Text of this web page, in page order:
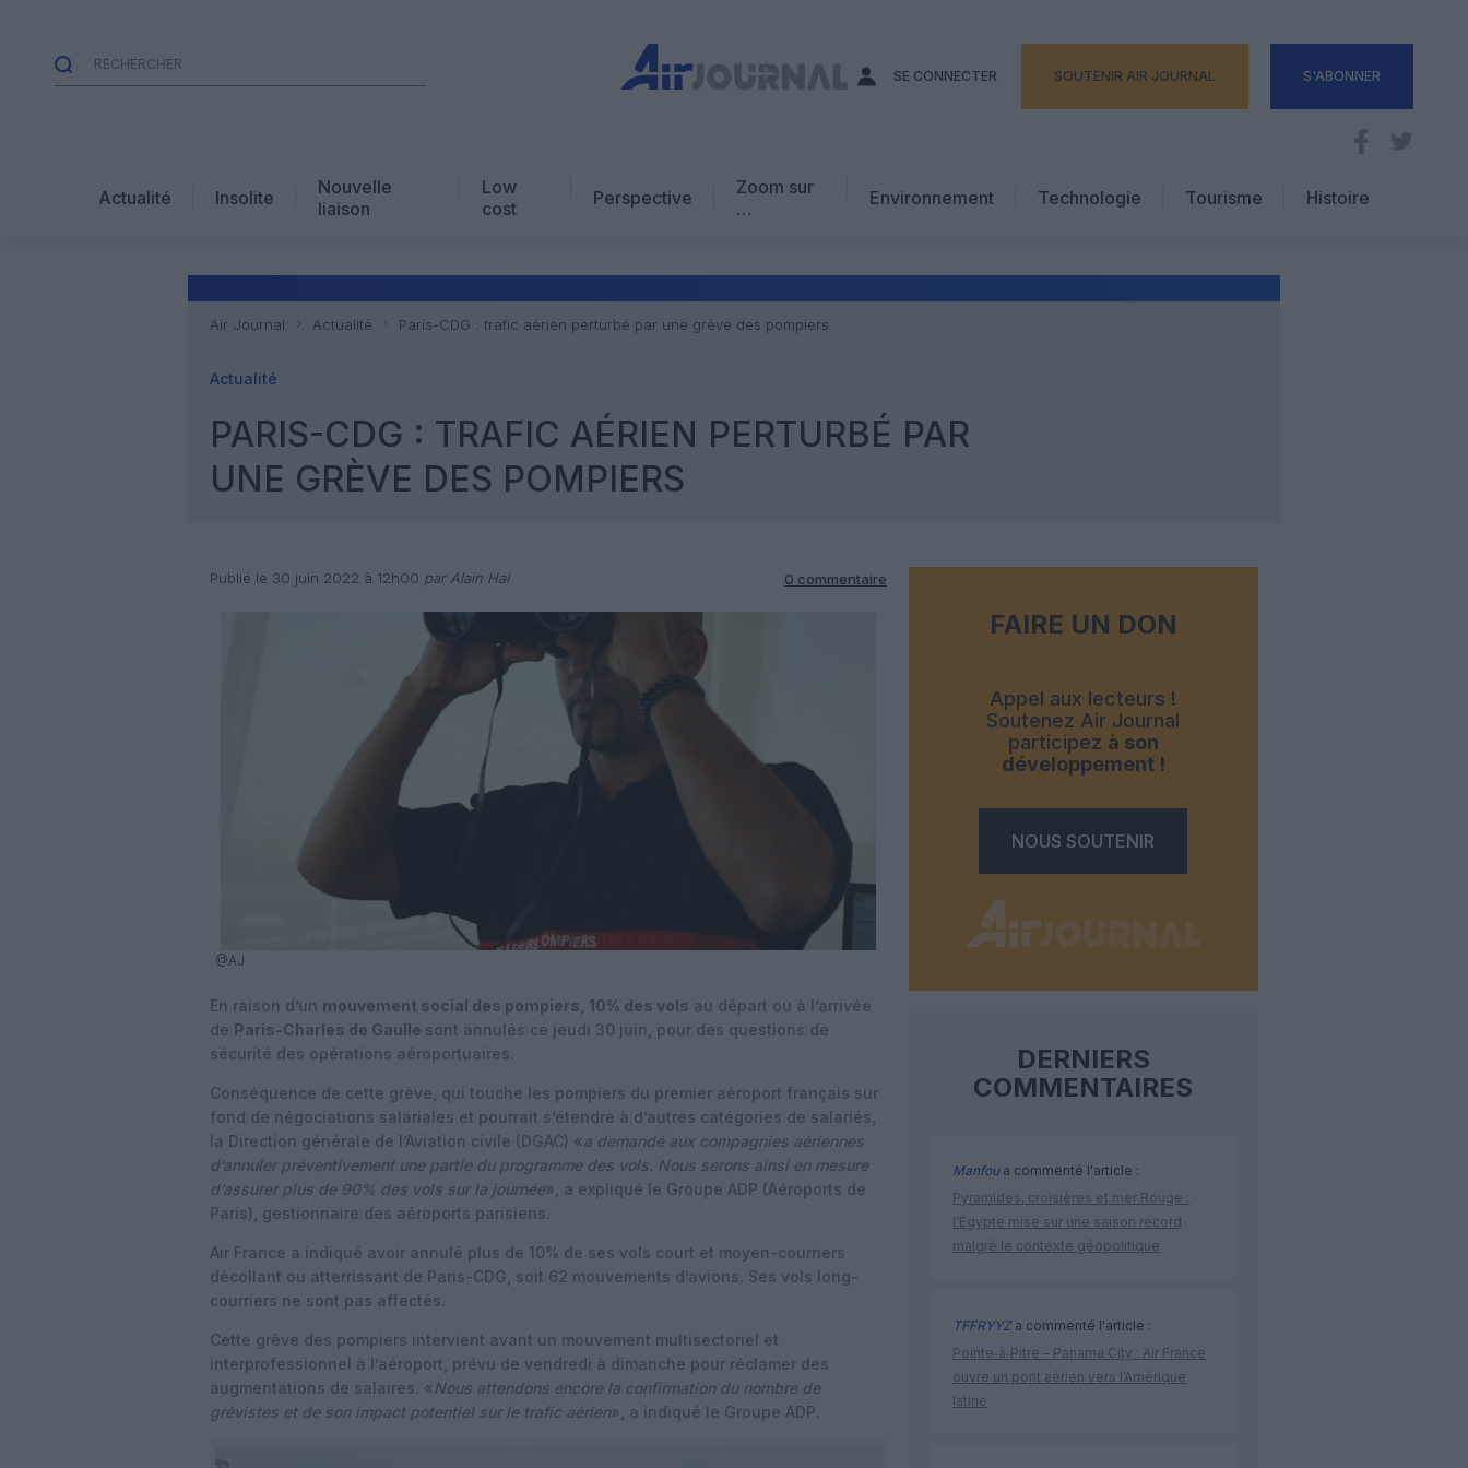
SE CONNECTER SOUTENIR AIR JOURNAL S'ABONNER
Actualité Insolite
Nouvelle
liaison
Low
cost
Perspective
Zoom sur
…
Avis d’expert
Environnement Technologie
Tourisme
Hôtellerie
Histoire
Air Journal Actualité Paris-CDG : trafic aérien perturbé par une grève des pompiers
Actualité
PARIS-CDG : TRAFIC AÉRIEN PERTURBÉ PAR
UNE GRÈVE DES POMPIERS
Publié le 30 juin 2022 à 12h00 par Alain Hai 0 commentaire
@AJ
En raison d’un mouvement social des pompiers 10% des vols au départ ou à l’arrivée
de Paris-Charles de Gaulle sont annulés ce jeudi 30 juin, pour des questions de
sécurité des opérations aéroportuaires.
Conséquence de cette grève, qui touche les pompiers du premier aéroport français sur
fond de négociations salariales et pourrait s’étendre à d’autres catégories de salariés,
la Direction générale de l’Aviation civile (DGAC) «a demandé aux compagnies aériennes
d’annuler préventivement une partie du programme des vols. Nous serons ainsi en mesure
d’assurer plus de 90% des vols sur la journée», a expliqué le Groupe ADP (Aéroports de
Paris), gestionnaire des aéroports parisiens.
Air France a indiqué avoir annulé plus de 10% de ses vols court et moyen-courriers
décollant ou atterrissant de Paris-CDG, soit 62 mouvements d’avions. Ses vols long-
courriers ne sont pas affectés.
Cette grève des pompiers intervient avant un mouvement multisectoriel et
interprofessionnel à l’aéroport, prévu de vendredi à dimanche pour réclamer des
augmentations de salaires. « Nous attendons encore la confirmation du nombre de
grévistes et de son impact potentiel sur le trafic aérien», a indiqué le Groupe ADP.
FAIRE UN DON
Appel aux lecteurs !
Soutenez Air Journal
participez à son
développement !
NOUS SOUTENIR
DERNIERS
COMMENTAIRES
Manfoua commenté l'article :
Pyramides, croisières et mer Rouge :
l’Égypte mise sur une saison record
malgré le contexte géopolitique
TFFRYYZa commenté l'article :
Pointe‑à‑Pitre – Panama City : Air France
ouvre un pont aérien vers l’Amérique
latine